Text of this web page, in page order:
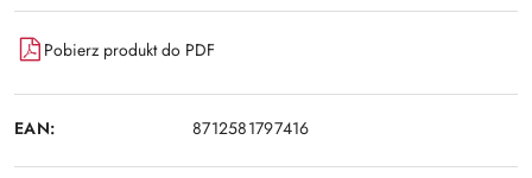
Pobierz produkt do PDF
EAN: 8712581797416